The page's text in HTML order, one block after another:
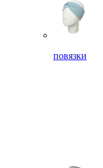
повязки